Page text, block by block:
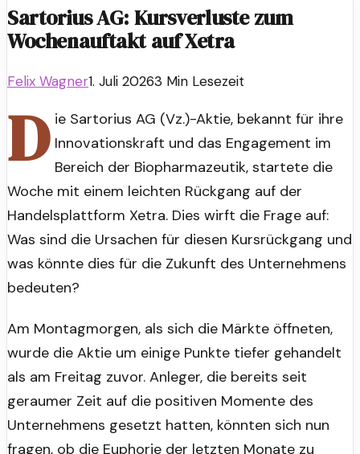
Sartorius AG: Kursverluste zum
Wochenauftakt auf Xetra
Felix Wagner1. Juli 20263 Min Lesezeit
D ie Sartorius AG (Vz.)-Aktie, bekannt für ihre
Innovationskraft und das Engagement im
Bereich der Biopharmazeutik, startete die
Woche mit einem leichten Rückgang auf der
Handelsplattform Xetra. Dies wirft die Frage auf:
Was sind die Ursachen für diesen Kursrückgang und
was könnte dies für die Zukunft des Unternehmens
bedeuten?
Am Montagmorgen, als sich die Märkte öffneten,
wurde die Aktie um einige Punkte tiefer gehandelt
als am Freitag zuvor. Anleger, die bereits seit
geraumer Zeit auf die positiven Momente des
Unternehmens gesetzt hatten, könnten sich nun
fragen, ob die Euphorie der letzten Monate zu